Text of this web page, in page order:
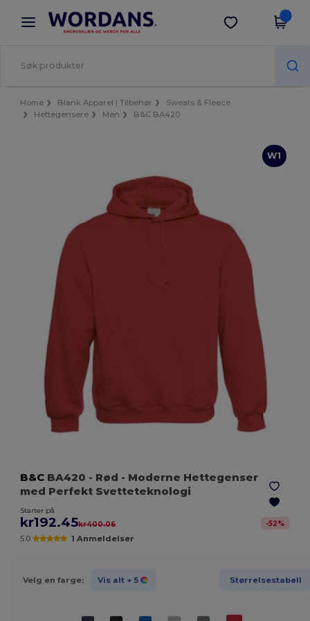
× Wordans-app
Bedre priser i appen!
Last ned app
Home Blank Apparel | Tilbehør
Sweats & Fleece
Hettegensere
Men B&C BA420
W1
B&C BA420 - Rød - Moderne Hettegenser
med Perfekt Svetteteknologi
Starter på
kr192.45kr400.06 -52%
5.0 1 Anmeldelser
Velg en farge: Vis alt + 5 Størrelsestabell